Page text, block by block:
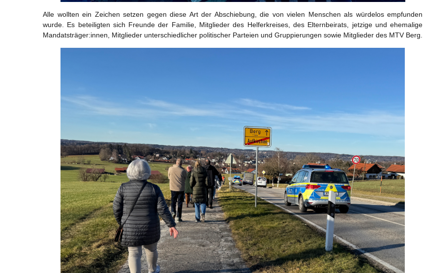
Alle wollten ein Zeichen setzen gegen diese Art der Abschiebung, die von vielen Menschen als würdelos empfunden
wurde. Es beteiligten sich Freunde der Familie, Mitglieder des Helferkreises, des Elternbeirats, jetzige und ehemalige
Mandatsträger:innen, Mitglieder unterschiedlicher politischer Parteien und Gruppierungen sowie Mitglieder des MTV Berg.